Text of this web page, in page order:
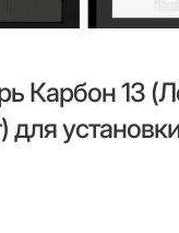
Карбон 13